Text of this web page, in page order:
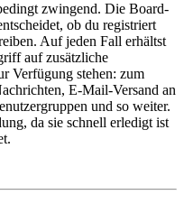
zwingend. Die Board-
ob du registriert
Auf jeden Fall erhältst
auf zusätzliche
Verfügung stehen: zum
E-Mail-Versand an
und so weiter.
da sie schnell erledigt ist